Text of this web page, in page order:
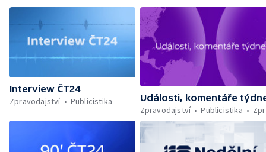
Interview ČT24
Zpravodajství
Publicistika
Události, komentáře
Zpravodajství
Publicistika